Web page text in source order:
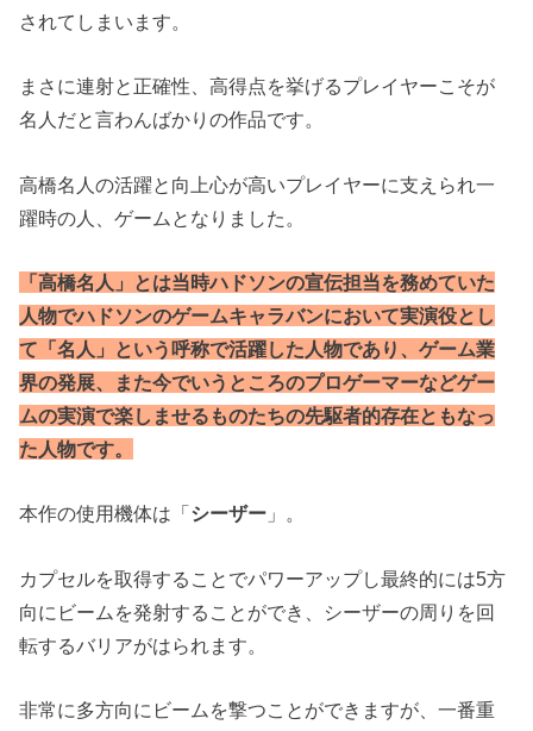
されてしまいます。
まさに連射と正確性、高得点を挙げるプレイヤーこそが
名人だと言わんばかりの作品です。
高橋名人の活躍と向上心が高いプレイヤーに支えられ一
躍時の人、ゲームとなりました。
「高橋名人」とは当時ハドソンの宣伝担当を務めていた
人物でハドソンのゲームキャラバンにおいて実演役とし
て「名人」という呼称で活躍した人物であり、ゲーム業
界の発展、また今でいうところのプロゲーマーなどゲー
ムの実演で楽しませるものたちの先駆者的存在ともなっ
た人物です。
本作の使用機体は「 シーザー 」。
カプセルを取得することでパワーアップし最終的には5方
向にビームを発射することができ、シーザーの周りを回
転するバリアがはられます。
非常に多方向にビームを撃つことができますが、一番重